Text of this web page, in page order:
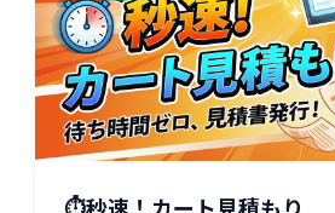
⏱️秒速！カート見積もり